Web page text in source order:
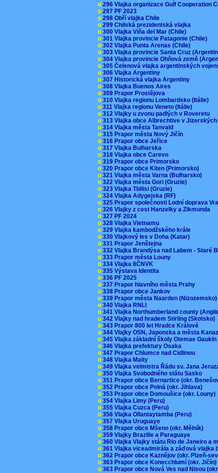
o 296 Vlajka organizace Gulf Cooperation
o 297 PF 2023
o 298 Obří vlajka Chile
o 299 Chilská prezidentská vlajka
o 300 Vlajka Viňa del Mar (Chile)
o 301 Vlajka provincie Patagonie (Chile)
o 302 Vlajka Punta Arenas (Chile)
o 303 Vlajka provincie Santa Cruz
o 304 Vlajka provincie Ohňová země
o 305 Čelenová vlajka argentinských
o 306 Vlajka Argentiny
o 307 Historická vlajka Argentiny
o 308 Vlajka Buenos Aires
o 309 Prapor Prostějova
o 310 Vlajka regionu Lombardsko (Itálie)
o 311 Vlajka regionu Veneto (Itálie)
o 312 Vlajky u zvonu padlých v Roveretu
o 313 Vlajka obce Albrechtive v
o 314 Vlajka města Tanvald
o 315 Prapor města Nový Jičín
o 316 Prapor obce Jeřice
o 317 Vlajka Bulharska
o 318 Vlajka obce Carevo
o 319 Prapor obce Primorsko
o 320 Prapor obce Kiten (Primorsko)
o 321 Vlajka města Varna (Bulharsko)
o 322 Vlajka města Gori (Gruzie)
o 323 Vlajka Tbilisi (Gruzie)
o 324 Vlajka Adygejska (RF)
o 325 Prapor společnosti Lodní doprava
o 326 Vlajky z cest Hanzelky a Zikmunda
o 327 PF 2024
o 328 Vlajka Vietnamu
o 329 Vlajka kambodžského krále
o 330 Vlajkový les v Doha (Katar)
o 331 Prapor Jenštejna
o 332 Vlajka Brandýsa nad Labem - Staré
o 333 Prapor města Louny
o 334 Vlajka 8ČNVK
o 335 Výstava Identita
o 336 PF 2025
o 337 Prapor hlavního města Prahy
o 338 Prapor obce Jankov
o 339 Prapor města Naarden
o 340 Vlajka RNLI
o 341 Vlajka Northumberland county
o 342 Vlajky nad hradem Stirling (Skotsko)
o 343 Prapor 800 let Hradce Králové
o 344 Vlajky OSN, Japonska a města
o 345 Vlajka základní školy Otemae
o 346 Vlajka prefektury Osaka
o 347 Prapor Chlumce nad Cidlinou
o 348 Vlajka Malty
o 349 Vlajka velmistra Řádu sv. Jana
o 350 Vlajka Svobodného státu Sasko
o 351 Prapor obce Bernartice (okr.
o 352 Prapor obce Polná (okr. Jihlava)
o 353 Prapor obce Domoušice (okr. Louny)
o 354 Vlajka Limy (Peru)
o 355 Vlajka Cuzca (Peru)
o 356 Vlajka Ollantaytamba (Peru)
o 357 Vlajka Uruguaye
o 358 Prapor obce Mšeno (okr. Mělník)
o 359 Vlajky Brazilie a Paraguaye
o 360 Vlajka Vlajky státu Rio de Janeiro a
o 361 Vlajka viceadmirála a záďová
o 362 Prapor obce Kaznějov (okr. Plzeň-
o 363 Prapor obce Konecchlumí (okr.
o 363 Prapor obce Nová Ves nad Nisou